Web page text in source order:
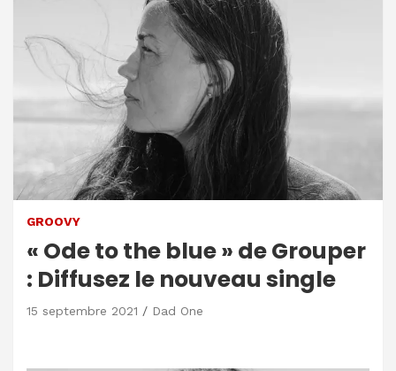
GROOVY
« Ode to the blue » de Grouper
: Diffusez le nouveau single
15 septembre 2021 Dad One